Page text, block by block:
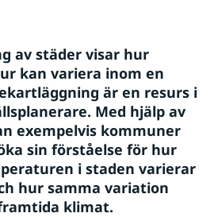
av städer visar hur
kan variera inom en
är en resurs i
Med hjälp av
exempelvis kommuner
sin förståelse för hur
i staden varierar
hur samma variation
klimat.